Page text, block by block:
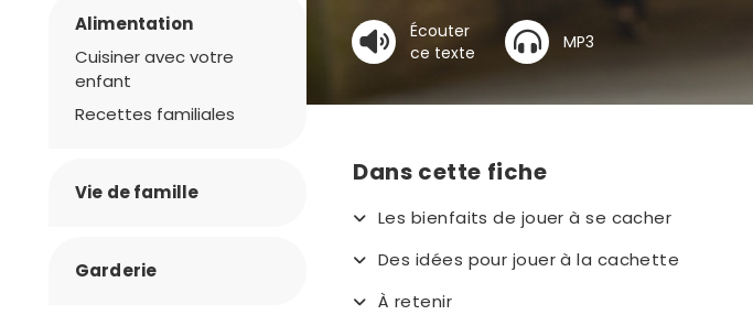
Écouter
ce texte
MP3
Dans cette fiche
Les bienfaits de jouer à se cacher
Des idées pour jouer à la cachette
À retenir
Alimentation
Cuisiner avec votre
enfant
Recettes familiales
Vie de famille
Garderie